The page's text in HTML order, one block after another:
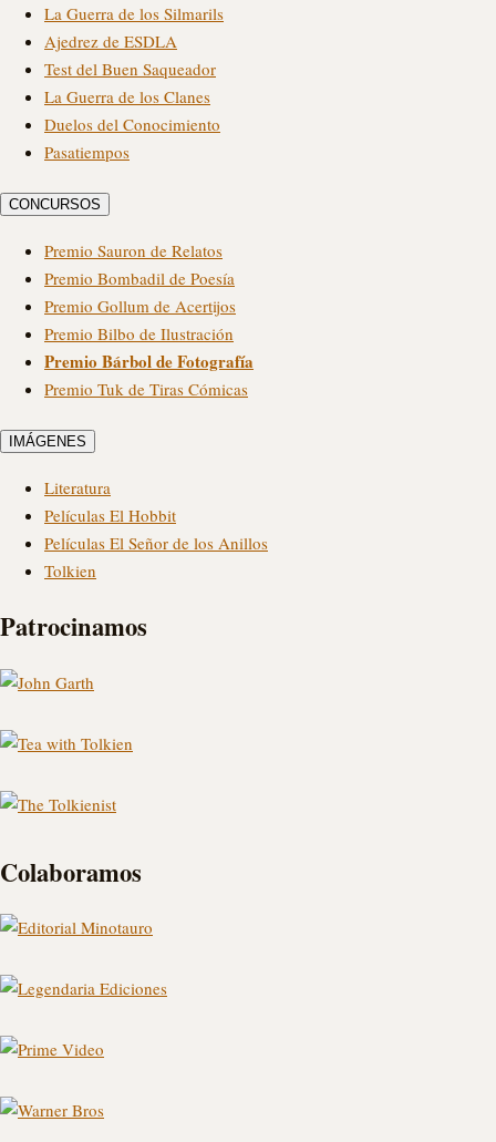
La Guerra de los Silmarils
Ajedrez de ESDLA
Test del Buen Saqueador
La Guerra de los Clanes
Duelos del Conocimiento
Pasatiempos
CONCURSOS
Premio Sauron de Relatos
Premio Bombadil de Poesía
Premio Gollum de Acertijos
Premio Bilbo de Ilustración
Premio Bárbol de Fotografía
Premio Tuk de Tiras Cómicas
IMÁGENES
Literatura
Películas El Hobbit
Películas El Señor de los Anillos
Tolkien
Patrocinamos
Colaboramos